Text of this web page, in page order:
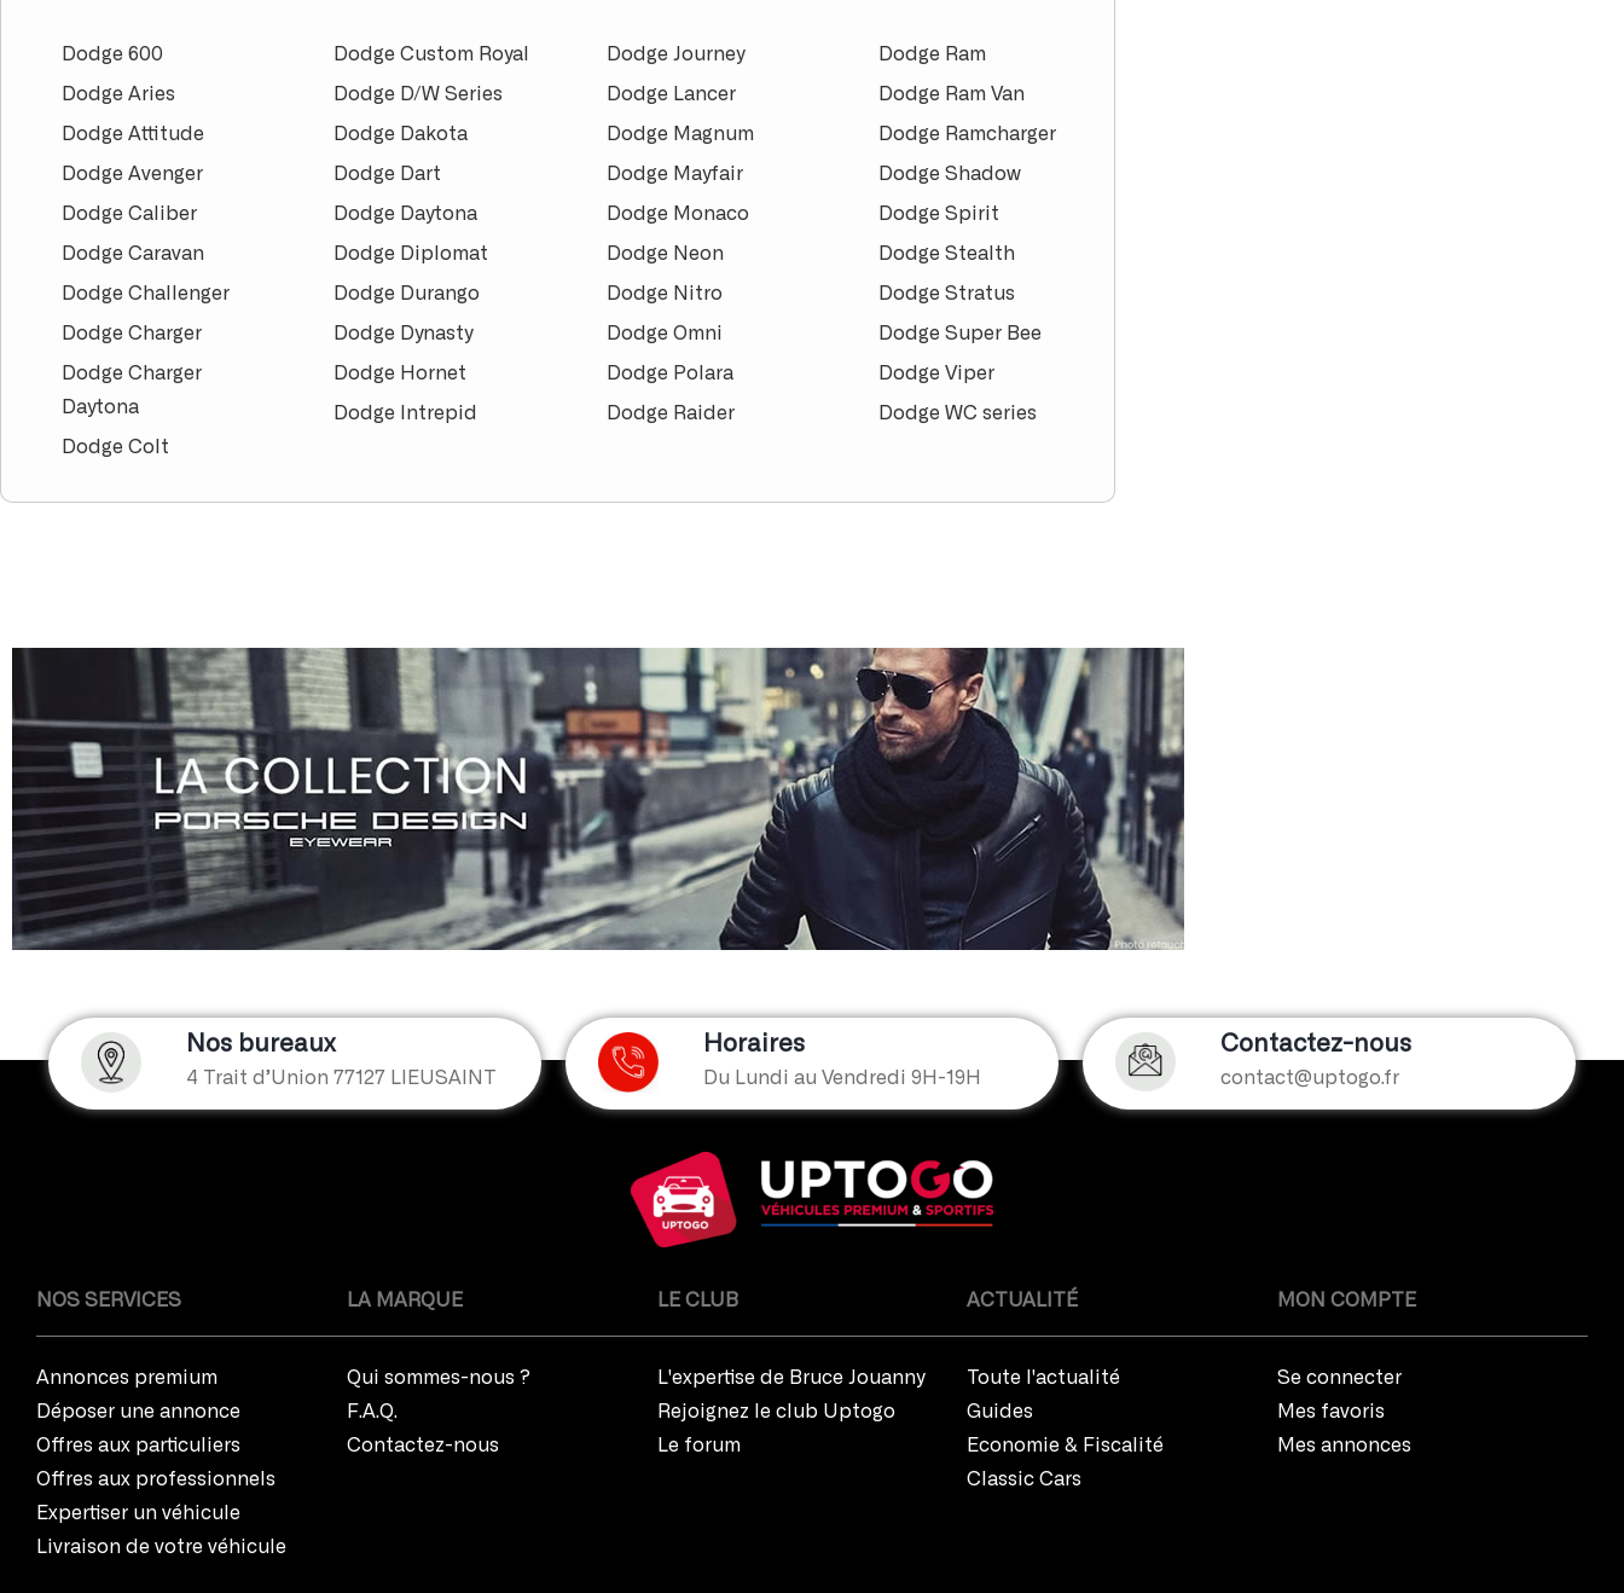
Dodge 600
Dodge Aries
Dodge Attitude
Dodge Avenger
Dodge Caliber
Dodge Caravan
Dodge Challenger
Dodge Charger
Dodge Charger
Daytona
Dodge Colt
Dodge Custom Royal
Dodge D/W Series
Dodge Dakota
Dodge Dart
Dodge Daytona
Dodge Diplomat
Dodge Durango
Dodge Dynasty
Dodge Hornet
Dodge Intrepid
Dodge Journey
Dodge Lancer
Dodge Magnum
Dodge Mayfair
Dodge Monaco
Dodge Neon
Dodge Nitro
Dodge Omni
Dodge Polara
Dodge Raider
Dodge Ram
Dodge Ram Van
Dodge Ramcharger
Dodge Shadow
Dodge Spirit
Dodge Stealth
Dodge Stratus
Dodge Super Bee
Dodge Viper
Dodge WC series
Nos bureaux
4 Trait d’Union 77127 LIEUSAINT
Horaires
Du Lundi au Vendredi 9H-19H
Contactez-nous
contact@uptogo.fr
NOS SERVICES
Annonces premium
Déposer une annonce
Offres aux particuliers
Offres aux professionnels
Expertiser un véhicule
Livraison de votre véhicule
LA MARQUE
Qui sommes-nous ?
F.A.Q.
Contactez-nous
LE CLUB
L'expertise de Bruce Jouanny
Rejoignez le club Uptogo
Le forum
ACTUALITÉ
Toute l'actualité
Guides
Economie & Fiscalité
Classic Cars
MON COMPTE
Se connecter
Mes favoris
Mes annonces